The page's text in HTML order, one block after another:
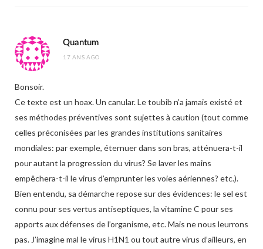
Quantum
17 ANS AGO
Bonsoir.
Ce texte est un hoax. Un canular. Le toubib n’a jamais existé et
ses méthodes préventives sont sujettes à caution (tout comme
celles préconisées par les grandes institutions sanitaires
mondiales: par exemple, éternuer dans son bras, atténuera-t-il
pour autant la progression du virus? Se laver les mains
empêchera-t-il le virus d’emprunter les voies aériennes? etc.).
Bien entendu, sa démarche repose sur des évidences: le sel est
connu pour ses vertus antiseptiques, la vitamine C pour ses
apports aux défenses de l’organisme, etc. Mais ne nous leurrons
pas. J’imagine mal le virus H1N1 ou tout autre virus d’ailleurs, en